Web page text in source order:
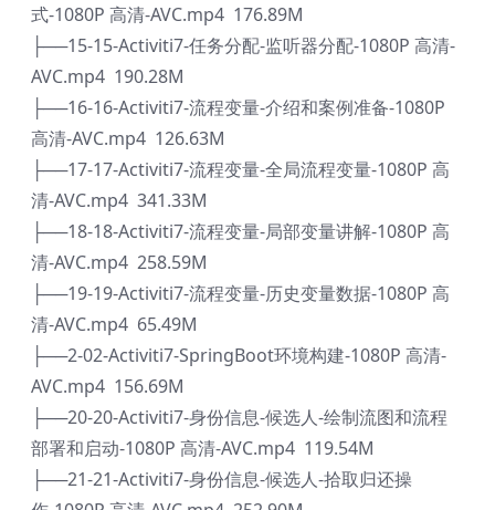
式-1080P 高清-AVC.mp4 176.89M
├──15-15-Activiti7-任务分配-监听器分配-1080P 高清-
AVC.mp4 190.28M
├──16-16-Activiti7-流程变量-介绍和案例准备-1080P
高清-AVC.mp4 126.63M
├──17-17-Activiti7-流程变量-全局流程变量-1080P 高
清-AVC.mp4 341.33M
├──18-18-Activiti7-流程变量-局部变量讲解-1080P 高
清-AVC.mp4 258.59M
├──19-19-Activiti7-流程变量-历史变量数据-1080P 高
清-AVC.mp4 65.49M
├──2-02-Activiti7-SpringBoot环境构建-1080P 高清-
AVC.mp4 156.69M
├──20-20-Activiti7-身份信息-候选人-绘制流图和流程
部署和启动-1080P 高清-AVC.mp4 119.54M
├──21-21-Activiti7-身份信息-候选人-拾取归还操